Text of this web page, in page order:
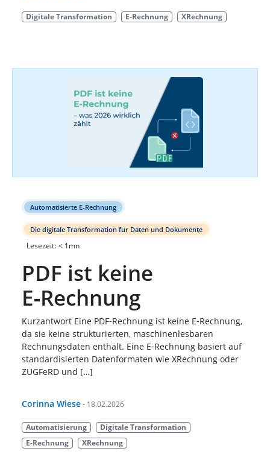
Digitale Transformation E-Rechnung XRechnung
Automatisierte E-Rechnung
Die digitale Transformation fur Daten und Dokumente
Lesezeit: < 1mn
PDF ist keine
E‑Rechnung
Kurzantwort Eine PDF‑Rechnung ist keine E‑Rechnung,
da sie keine strukturierten, maschinenlesbaren
Rechnungsdaten enthält. Eine E‑Rechnung basiert auf
standardisierten Datenformaten wie XRechnung oder
ZUGFeRD und […]
Corinna Wiese - 18.02.2026
Automatisierung
Digitale Transformation
E-Rechnung
XRechnung